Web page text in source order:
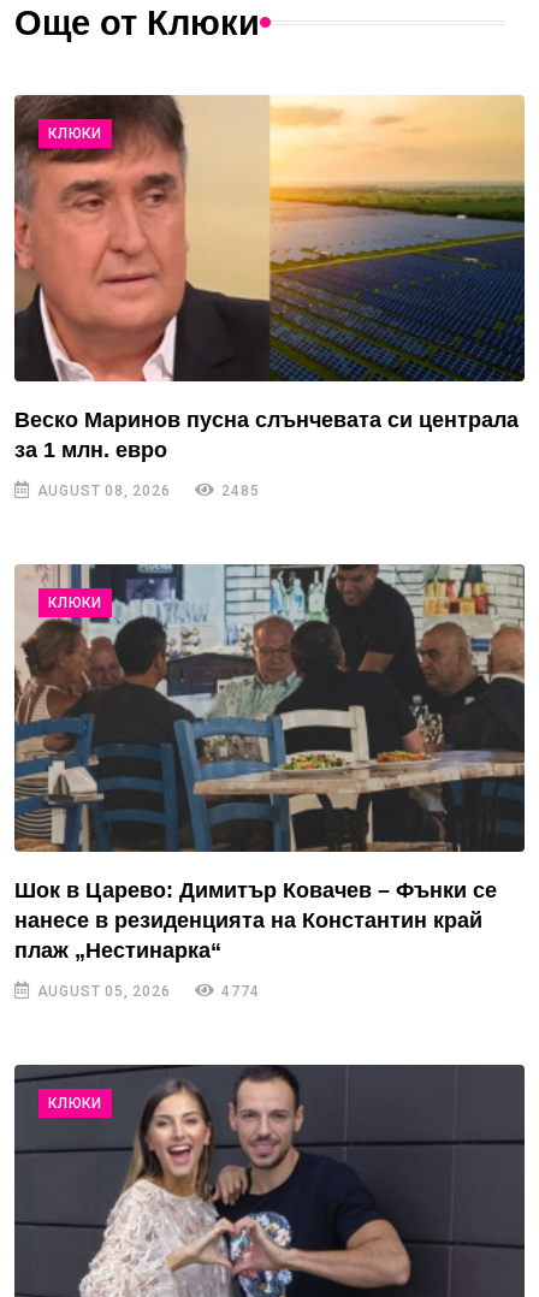
Още от Клюки
КЛЮКИ
Веско Маринов пусна слънчевата си централа
за 1 млн. евро
AUGUST 08, 2026 2485
КЛЮКИ
Шок в Царево: Димитър Ковачев – Фънки се
нанесе в резиденцията на Константин край
плаж „Нестинарка“
AUGUST 05, 2026 4774
КЛЮКИ